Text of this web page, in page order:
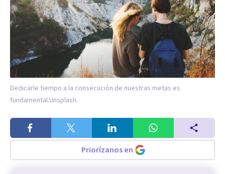
Dedicarle tiempo a la consecución de nuestras metas es
fundamental.Unsplash.
Priorízanos en